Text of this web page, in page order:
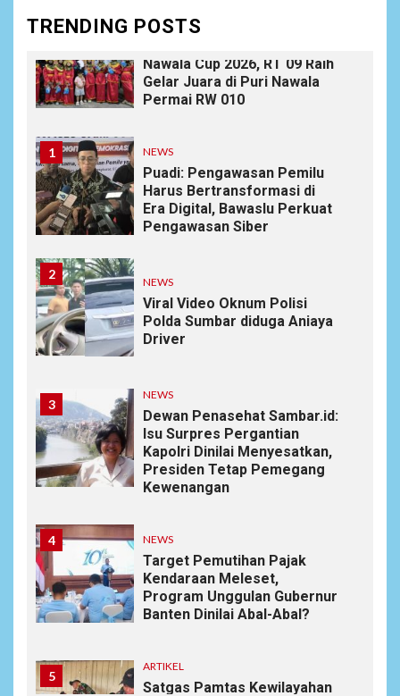
TRENDING POSTS
10 DAERAH SPORT
Nawala Cup 2026, RT 09 Raih
Gelar Juara di Puri Nawala
Permai RW 010
1 NEWS
Puadi: Pengawasan Pemilu
Harus Bertransformasi di
Era Digital, Bawaslu Perkuat
Pengawasan Siber
2
NEWS
Viral Video Oknum Polisi
Polda Sumbar diduga Aniaya
Driver
3
NEWS
Dewan Penasehat Sambar.id:
Isu Surpres Pergantian
Kapolri Dinilai Menyesatkan,
Presiden Tetap Pemegang
Kewenangan
4 NEWS
Target Pemutihan Pajak
Kendaraan Meleset,
Program Unggulan Gubernur
Banten Dinilai Abal-Abal?
5
ARTIKEL
Satgas Pamtas Kewilayahan